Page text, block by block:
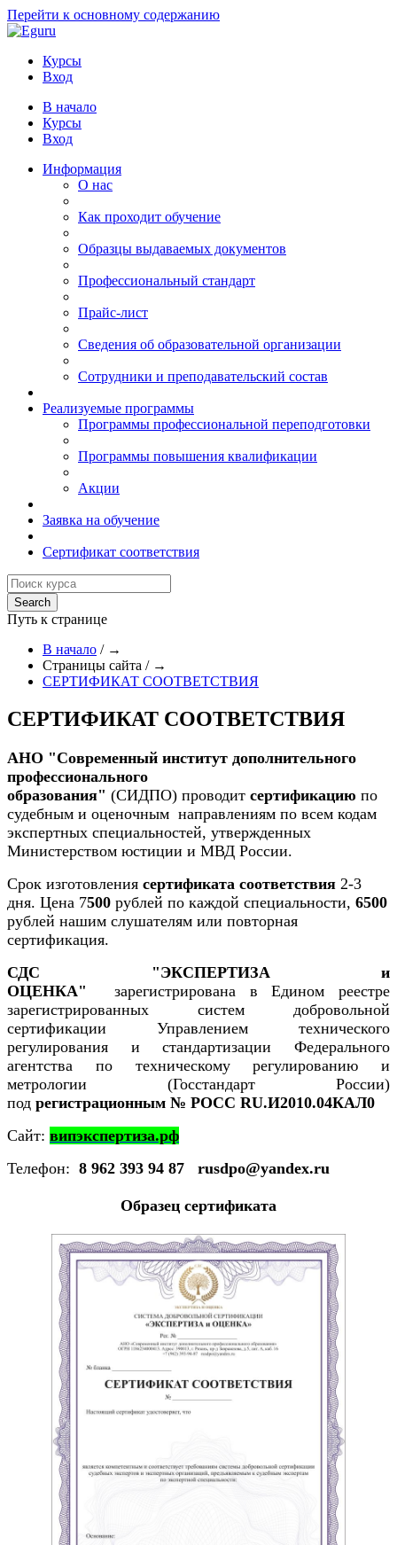
Перейти к основному содержанию
Курсы
Вход
В начало
Курсы
Вход
Информация
О нас
Как проходит обучение
Образцы выдаваемых документов
Профессиональный стандарт
Прайс-лист
Сведения об образовательной организации
Сотрудники и преподавательский состав
Реализуемые программы
Программы профессиональной переподготовки
Программы повышения квалификации
Акции
Заявка на обучение
Сертификат соответствия
Путь к странице
В начало / →
Страницы сайта / →
СЕРТИФИКАТ СООТВЕТСТВИЯ
СЕРТИФИКАТ СООТВЕТСТВИЯ
АНО "Современный институт дополнительного
профессионального
образования" (СИДПО) проводит сертификацию по
судебным и оценочным направлениям по всем кодам
экспертных специальностей, утвержденных
Министерством юстиции и МВД России.
Срок изготовления сертификата соответствия 2-3
дня. Цена 7500 рублей по каждой специальности, 6500
рублей нашим слушателям или повторная
сертификация.
СДС "ЭКСПЕРТИЗА и
ОЦЕНКА"
зарегистрирована в Едином реестре
зарегистрированных систем добровольной
сертификации Управлением технического
регулирования и стандартизации Федерального
агентства по техническому регулированию и
метрологии (Госстандарт России)
под регистрационным № РОСС RU.И2010.04КАЛ0
Сайт: випэкспертиза.рф
Телефон: 8 962 393 94 87 rusdpo@yandex.ru
Образец сертификата